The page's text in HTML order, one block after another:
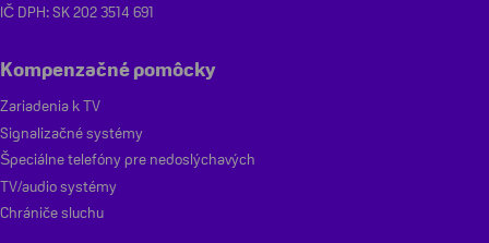
IČ DPH: SK 202 3514 691
Kompenzačné pomôcky
Zariadenia k TV
Signalizačné systémy
Špeciálne telefóny pre nedoslýchavých
TV/audio systémy
Chrániče sluchu